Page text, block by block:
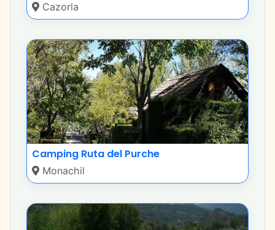
Cazorla
Camping Ruta del Purche
Monachil